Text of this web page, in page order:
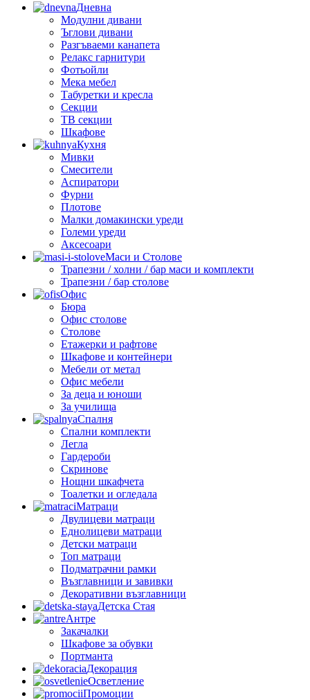
Дневна
Модулни дивани
Ъглови дивани
Разгъваеми канапета
Релакс гарнитури
Фотьойли
Мека мебел
Табуретки и кресла
Секции
ТВ секции
Шкафове
Кухня
Мивки
Смесители
Аспиратори
Фурни
Плотове
Малки домакински уреди
Големи уреди
Аксесоари
Маси и Столове
Трапезни / холни / бар маси и комплекти
Трапезни / бар столове
Офис
Бюра
Офис столове
Столове
Етажерки и рафтове
Шкафове и контейнери
Мебели от метал
Офис мебели
За деца и юноши
За училища
Спалня
Спални комплекти
Легла
Гардероби
Скринове
Нощни шкафчета
Тоалетки и огледала
Матраци
Двулицеви матраци
Еднолицеви матраци
Детски матраци
Топ матраци
Подматрачни рамки
Възглавници и завивки
Декоративни възглавници
Детска Стая
Антре
Закачалки
Шкафове за обувки
Портманта
Декорация
Осветление
Промоции